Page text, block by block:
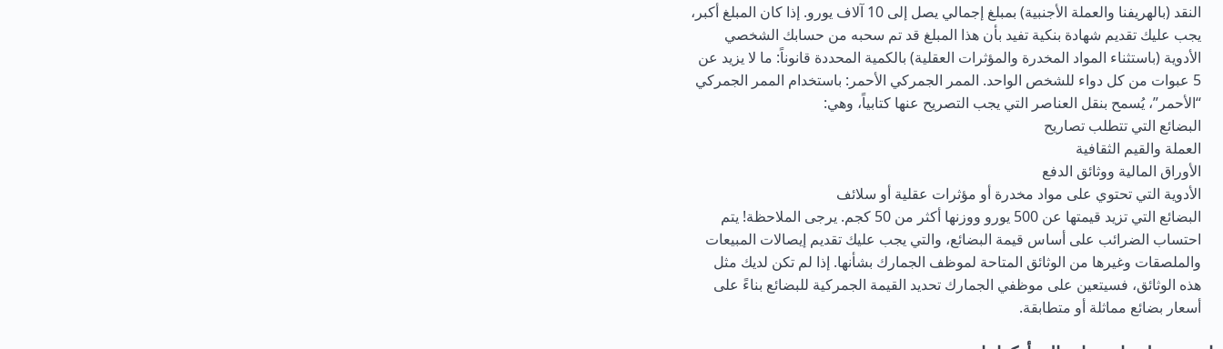
النقد (بالهريفنا والعملة الأجنبية) بمبلغ إجمالي يصل إلى 10 آلاف يورو. إذا كان المبلغ أكبر،
يجب عليك تقديم شهادة بنكية تفيد بأن هذا المبلغ قد تم سحبه من حسابك الشخصي
الأدوية (باستثناء المواد المخدرة والمؤثرات العقلية) بالكمية المحددة قانوناً: ما لا يزيد عن
5 عبوات من كل دواء للشخص الواحد. الممر الجمركي الأحمر: باستخدام الممر الجمركي
“الأحمر”، يُسمح بنقل العناصر التي يجب التصريح عنها كتابياً، وهي:
البضائع التي تتطلب تصاريح
العملة والقيم الثقافية
الأوراق المالية ووثائق الدفع
الأدوية التي تحتوي على مواد مخدرة أو مؤثرات عقلية أو سلائف
البضائع التي تزيد قيمتها عن 500 يورو ووزنها أكثر من 50 كجم. يرجى الملاحظة! يتم
احتساب الضرائب على أساس قيمة البضائع، والتي يجب عليك تقديم إيصالات المبيعات
والملصقات وغيرها من الوثائق المتاحة لموظف الجمارك بشأنها. إذا لم تكن لديك مثل
هذه الوثائق، فسيتعين على موظفي الجمارك تحديد القيمة الجمركية للبضائع بناءً على
أسعار بضائع مماثلة أو متطابقة.